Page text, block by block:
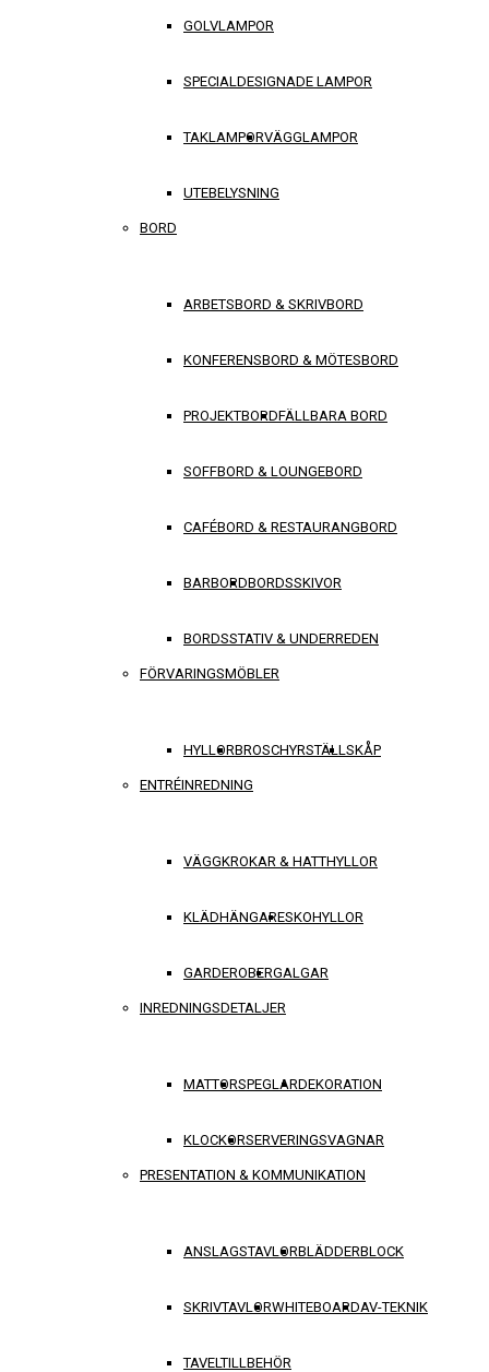
GOLVLAMPOR
SPECIALDESIGNADE LAMPOR
TAKLAMPORVÄGGLAMPOR
UTEBELYSNING
BORD
ARBETSBORD & SKRIVBORD
KONFERENSBORD & MÖTESBORD
PROJEKTBORDFÄLLBARA BORD
SOFFBORD & LOUNGEBORD
CAFÉBORD & RESTAURANGBORD
BARBORDBORDSSKIVOR
BORDSSTATIV & UNDERREDEN
FÖRVARINGSMÖBLER
HYLLORBROSCHYRSTÄLLSKÅP
ENTRÉINREDNING
VÄGGKROKAR & HATTHYLLOR
KLÄDHÄNGARESKOHYLLOR
GARDEROBERGALGAR
INREDNINGSDETALJER
MATTORSPEGLARDEKORATION
KLOCKORSERVERINGSVAGNAR
PRESENTATION & KOMMUNIKATION
ANSLAGSTAVLORBLÄDDERBLOCK
SKRIVTAVLORWHITEBOARDAV-TEKNIK
TAVELTILLBEHÖR